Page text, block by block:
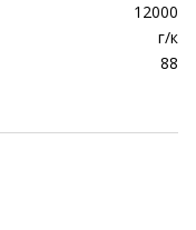
12000
г/к
88